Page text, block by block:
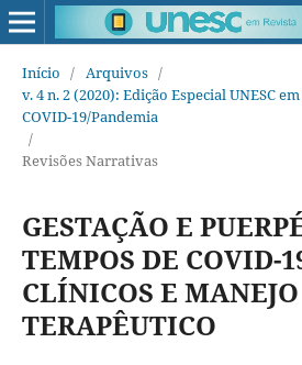
Início / Arquivos /
v. 4 n. 2 (2020): Edição Especial UNESC
COVID-19/Pandemia
/
Revisões Narrativas
GESTAÇÃO E
TEMPOS DE COVID-
CLÍNICOS E MANEJO
TERAPÊUTICO